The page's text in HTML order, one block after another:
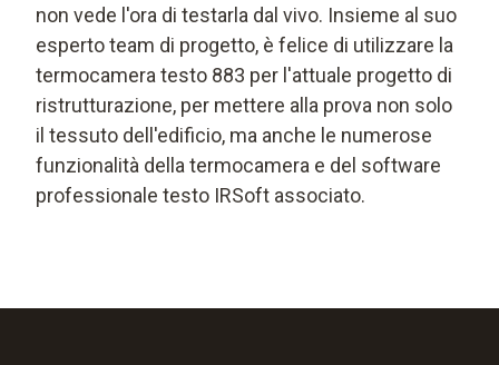
non vede l'ora di testarla dal vivo. Insieme al suo
esperto team di progetto, è felice di utilizzare la
termocamera testo 883 per l'attuale progetto di
ristrutturazione, per mettere alla prova non solo
il tessuto dell'edificio, ma anche le numerose
funzionalità della termocamera e del software
professionale testo IRSoft associato.